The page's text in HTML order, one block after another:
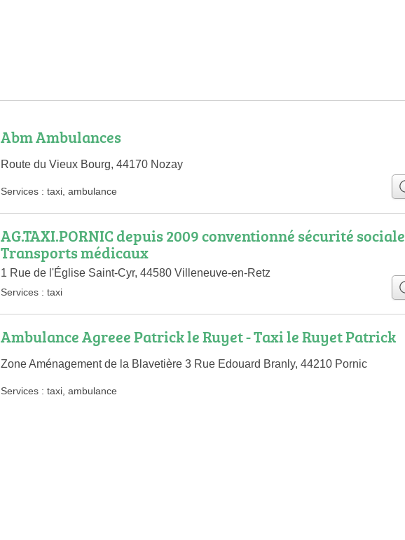
Abm Ambulances
Route du Vieux Bourg, 44170 Nozay
Services : taxi ambulance
AG.TAXI.PORNIC depuis 2009 conventionné sécurité sociale
Transports médicaux
1 Rue de l'Église Saint-Cyr, 44580 Villeneuve-en-Retz
Services : taxi
Ambulance Agreee Patrick le Ruyet - Taxi le Ruyet Patrick
Zone Aménagement de la Blavetière 3 Rue Edouard Branly, 44210 Pornic
Services : taxi ambulance